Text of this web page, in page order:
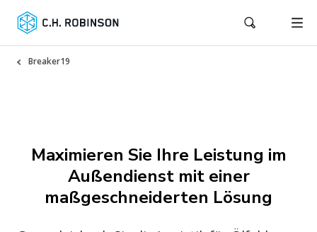
Breaker19
Maximieren Sie Ihre Leistung im
Außendienst mit einer
maßgeschneiderten Lösung